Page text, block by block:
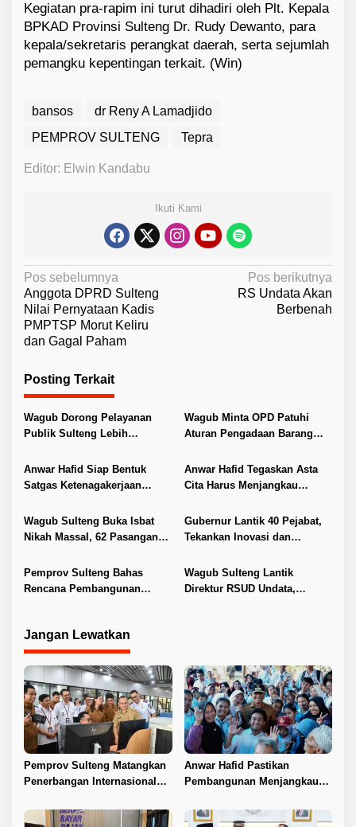
Kegiatan pra-rapim ini turut dihadiri oleh Plt. Kepala
BPKAD Provinsi Sulteng Dr. Rudy Dewanto, para
kepala/sekretaris perangkat daerah, serta sejumlah
pemangku kepentingan terkait. (Win)
bansos
dr Reny A Lamadjido
PEMPROV SULTENG
Tepra
Editor: Elwin Kandabu
Ikuti Kami
N
a
v
i
g
a
s
i
p
o
Pos sebelumnya
Anggota DPRD Sulteng
Nilai Pernyataan Kadis
PMPTSP Morut Keliru
dan Gagal Paham
Pos berikutnya
RS Undata Akan
Berbenah
Posting Terkait
Wagub Dorong Pelayanan
Publik Sulteng Lebih
Wagub Minta OPD Patuhi
Aturan Pengadaan Barang
Anwar Hafid Siap Bentuk
Satgas Ketenagakerjaan
Anwar Hafid Tegaskan Asta
Cita Harus Menjangkau
Wagub Sulteng Buka Isbat
Nikah Massal, 62 Pasangan
Gubernur Lantik 40 Pejabat,
Tekankan Inovasi dan
Pemprov Sulteng Bahas
Rencana Pembangunan
Wagub Sulteng Lantik
Direktur RSUD Undata,
Jangan Lewatkan
Pemprov Sulteng Matangkan
Penerbangan Internasional
Anwar Hafid Pastikan
Pembangunan Menjangkau